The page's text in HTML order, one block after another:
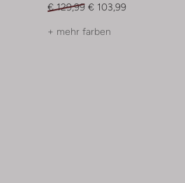
€ 129,99 € 103,99
+ mehr farben